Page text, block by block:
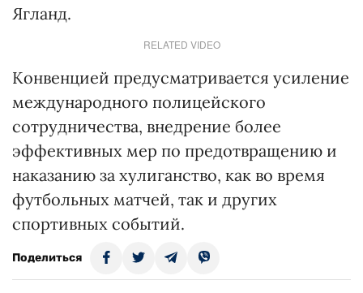
Ягланд.
RELATED VIDEO
Конвенцией предусматривается усиление
международного полицейского
сотрудничества, внедрение более
эффективных мер по предотвращению и
наказанию за хулиганство, как во время
футбольных матчей, так и других
спортивных событий.
Поделиться